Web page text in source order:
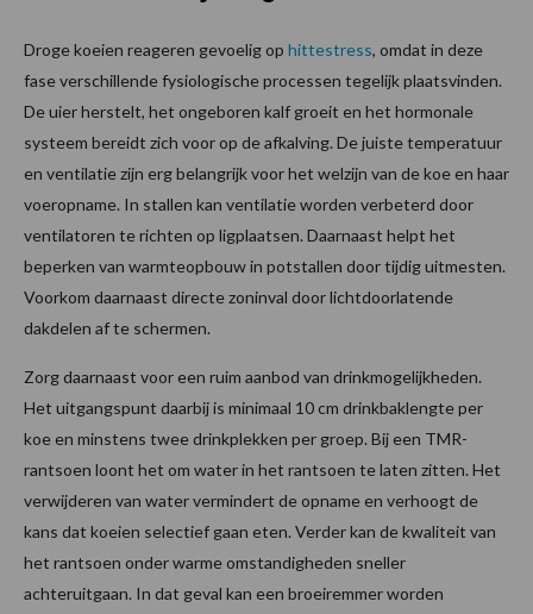
Droge koeien reageren gevoelig op hittestress, omdat in deze
fase verschillende fysiologische processen tegelijk plaatsvinden.
De uier herstelt, het ongeboren kalf groeit en het hormonale
systeem bereidt zich voor op de afkalving. De juiste temperatuur
en ventilatie zijn erg belangrijk voor het welzijn van de koe en haar
voeropname. In stallen kan ventilatie worden verbeterd door
ventilatoren te richten op ligplaatsen. Daarnaast helpt het
beperken van warmteopbouw in potstallen door tijdig uitmesten.
Voorkom daarnaast directe zoninval door lichtdoorlatende
dakdelen af te schermen.
Zorg daarnaast voor een ruim aanbod van drinkmogelijkheden.
Het uitgangspunt daarbij is minimaal 10 cm drinkbaklengte per
koe en minstens twee drinkplekken per groep. Bij een TMR-
rantsoen loont het om water in het rantsoen te laten zitten. Het
verwijderen van water vermindert de opname en verhoogt de
kans dat koeien selectief gaan eten. Verder kan de kwaliteit van
het rantsoen onder warme omstandigheden sneller
achteruitgaan. In dat geval kan een broeiremmer worden